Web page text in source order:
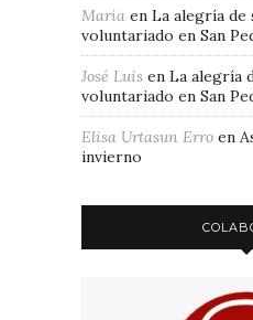
Maria en La alegría de
voluntariado en San
José Luis en La alegría
voluntariado en San
Elisa Urtasun Erro en
invierno